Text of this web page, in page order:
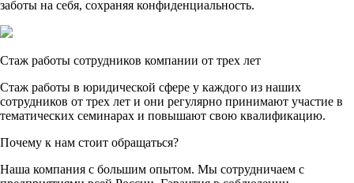
заботы на себя, сохраняя конфиденциальность.
Стаж работы сотрудников компании от трех лет
Стаж работы в юридической сфере у каждого из наших
сотрудников от трех лет и они регулярно принимают участие в
тематических семинарах и повышают свою квалификацию.
Почему к нам стоит обращаться?
Наша компания с большим опытом. Мы сотрудничаем с